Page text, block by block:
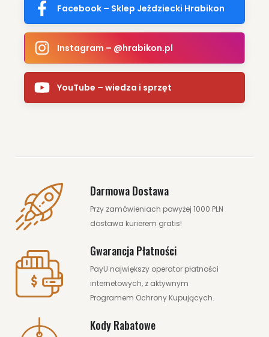
Facebook – Sklep Jeździecki Hrabikon
Instagram – @hrabikon.pl
YouTube – wiedza i sprzęt
Darmowa Dostawa
Przy zamówieniach powyżej 1000 PLN
dostawa kurierem gratis!
Gwarancja Płatności
PayU największy operator płatności
internetowych, z aktywnym
Programem Ochrony Kupujących.
Kody Rabatowe